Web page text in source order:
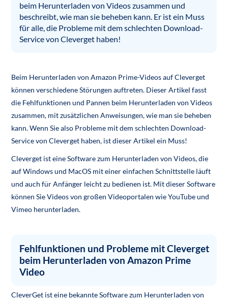
beim Herunterladen von Videos zusammen und
beschreibt, wie man sie beheben kann. Er ist ein Muss
für alle, die Probleme mit dem schlechten Download-
Service von Cleverget haben!
Beim Herunterladen von Amazon Prime-Videos auf Cleverget
können verschiedene Störungen auftreten. Dieser Artikel fasst
die Fehlfunktionen und Pannen beim Herunterladen von Videos
zusammen, mit zusätzlichen Anweisungen, wie man sie beheben
kann. Wenn Sie also Probleme mit dem schlechten Download-
Service von Cleverget haben, ist dieser Artikel ein Muss!
Cleverget ist eine Software zum Herunterladen von Videos, die
auf Windows und MacOS mit einer einfachen Schnittstelle läuft
und auch für Anfänger leicht zu bedienen ist. Mit dieser Software
können Sie Videos von großen Videoportalen wie YouTube und
Vimeo herunterladen.
Fehlfunktionen und Probleme mit Cleverget
beim Herunterladen von Amazon Prime
Video
CleverGet ist eine bekannte Software zum Herunterladen von